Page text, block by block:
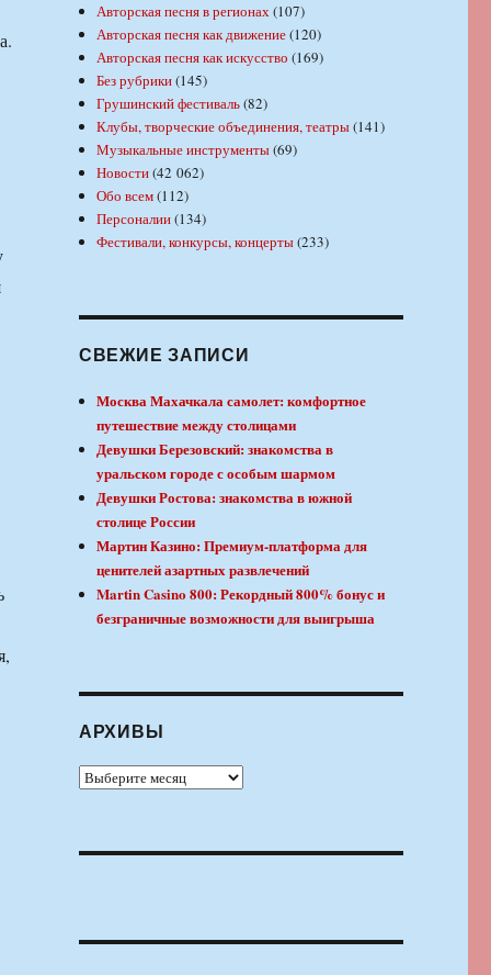
Авторская песня в регионах(107)
Авторская песня как движение(120)
Авторская песня как искусство (169)
Без рубрики(145)
Грушинский фестиваль(82)
Клубы, творческие объединения, театры(141)
Музыкальные инструменты(69)
Новости(42 062)
Обо всем(112)
Персоналии(134)
Фестивали, конкурсы, концерты(233)
СВЕЖИЕ ЗАПИСИ
Москва Махачкала самолет: комфортное
путешествие между столицами
Девушки Березовский: знакомства в
уральском городе с особым шармом
Девушки Ростова: знакомства в южной
столице России
Мартин Казино: Премиум-платформа для
ценителей азартных развлечений
Martin Casino 800: Рекордный 800% бонус и
безграничные возможности для выигрыша
АРХИВЫ
Архивы